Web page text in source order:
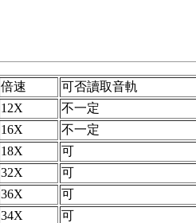
倍速 可否讀取音軌
12X 不一定
16X 不一定
18X 可
32X 可
36X 可
34X 可